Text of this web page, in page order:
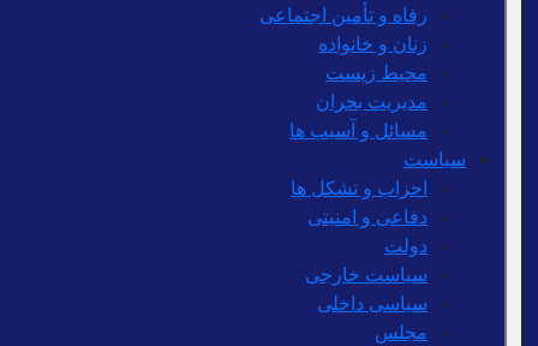
رفاه و تأمین اجتماعی
زنان و خانواده
محیط زیست
مدیریت بحران
مسائل و آسیب ها
سیاست
احزاب و تشکل ها
دفاعی و امنیتی
دولت
سیاست خارجی
سیاسی داخلی
مجلس